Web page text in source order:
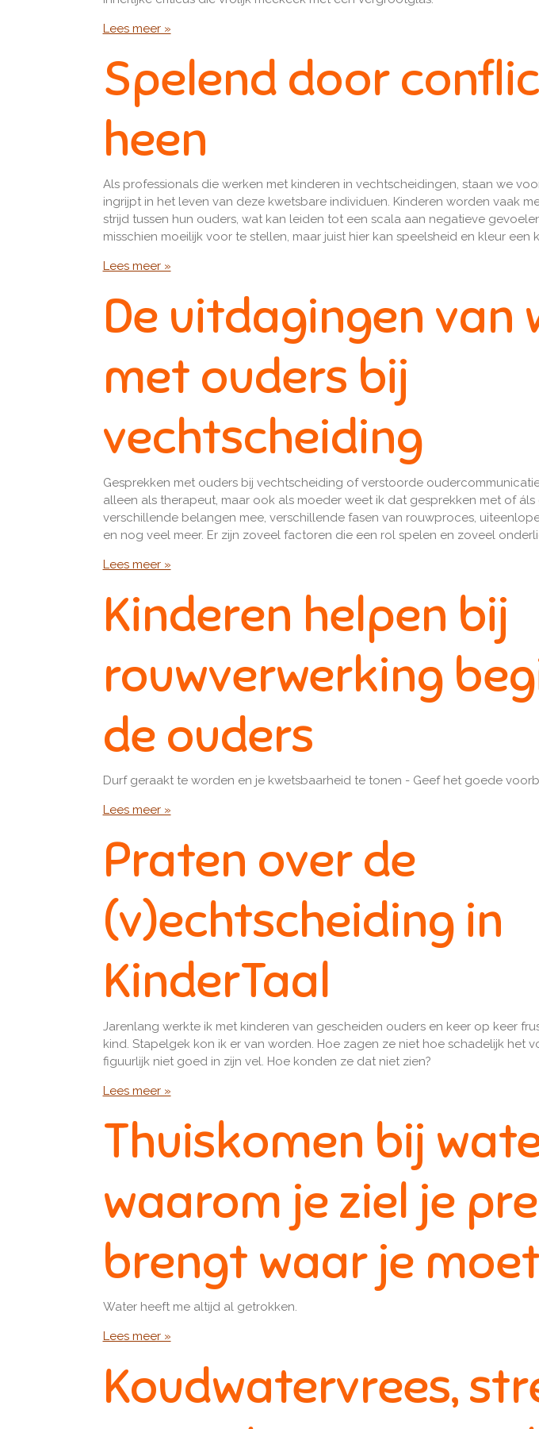
Lees meer »
Spelend door
heen
Als professionals die werken met kinderen in vechtscheidingen, staan we
ingrijpt in het leven van deze kwetsbare individuen. Kinderen worden vaak
strijd tussen hun ouders, wat kan leiden tot een scala aan negatieve
misschien moeilijk voor te stellen, maar juist hier kan speelsheid en kleur
Lees meer »
De uitdagingen van
met ouders bij
vechtscheiding
Gesprekken met ouders bij vechtscheiding of verstoorde
alleen als therapeut, maar ook als moeder weet ik dat gesprekken met of
verschillende belangen mee, verschillende fasen van rouwproces,
en nog veel meer. Er zijn zoveel factoren die een rol spelen en zoveel
Lees meer »
Kinderen helpen bij
rouwverwerking
de ouders
Durf geraakt te worden en je kwetsbaarheid te tonen - Geef het goede
Lees meer »
Praten over de
(v)echtscheiding in
KinderTaal
Jarenlang werkte ik met kinderen van gescheiden ouders en keer op keer
kind. Stapelgek kon ik er van worden. Hoe zagen ze niet hoe schadelijk het
figuurlijk niet goed in zijn vel. Hoe konden ze dat niet zien?
Lees meer »
Thuiskomen bij
waarom je ziel je
brengt waar je
Water heeft me altijd al getrokken.
Lees meer »
Koudwatervrees,